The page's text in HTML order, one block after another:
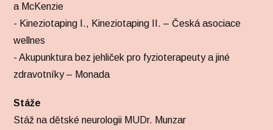
a McKenzie
- Kineziotaping I., Kineziotaping II. – Česká asociace
wellnes
- Akupunktura bez jehliček pro fyzioterapeuty a jiné
zdravotníky – Monada
Stáže
Stáž na dětské neurologii MUDr. Munzar